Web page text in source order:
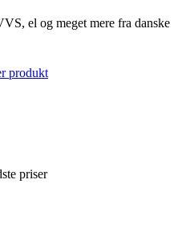
el og meget mere fra danske
produkt
priser